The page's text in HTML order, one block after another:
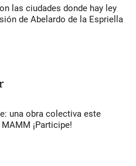
las ciudades donde hay ley
de Abelardo de la Espriella
una obra colectiva este
¡Participe!